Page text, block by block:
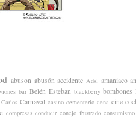
abuson abusón accidente Adsl amaniaco
bar Belén Esteban blackberry bombones
Carlos Carnaval casino cementerio cena cine
compresas conducir conejo frustrado consumismo